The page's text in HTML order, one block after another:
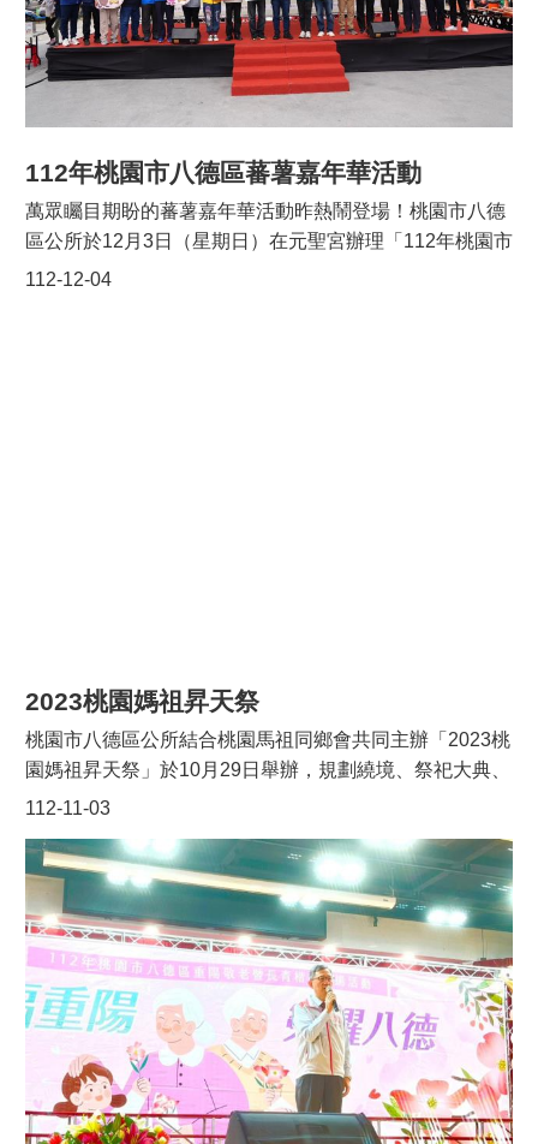
表示為讓參與的民眾更深一層認識八德農產文化與發展，
特別規劃農創市集，邀請八德蔬菜產銷班、在地小農與社
區共同辦理優質蔬果、綠色植物、米食加工產品展售。除
了提供900份米食產品供參與的民眾現場品嚐體驗，同時
辦理3場農事體驗活動，將食農教育融入課程，以畫糖、
草編幸運環及蛋殼盆栽等手作DIY，寓教於樂。舞台區安
排知名歌手演唱、社區及學校舞蹈表演，陪伴市民朋友共
度輕鬆歡樂的假日。在活動場地周邊休耕農地所種植的大
波斯菊綠肥作物已經盛開，形成季節限定的花田景觀，可
供民眾漫步花田時欣賞美景拍照打卡，一窺八德農業特色
112年桃園市八德區蕃薯嘉年華活動
112-12-04
萬眾矚目期盼的蕃薯嘉年華活動昨熱鬧登場！桃園市八德
區公所於12月3日（星期日）在元聖宮辦理「112年桃園市
八德區蕃薯嘉年華活動」，結合表演節目、創意市集及地
2023桃園媽祖昇天祭
112-11-03
桃園市八德區公所結合桃園馬祖同鄉會共同主辦「2023桃
園媽祖昇天祭」於10月29日舉辦，規劃繞境、祭祀大典、
乩轎會香、馬祖美食、文化體驗及食福宴等多項活動，讓
認識馬祖文化，促進多元族群融合發展。許多馬祖鄉親從
民國60年代開始陸續移居到桃園，特別是到八德的紡織
廠、電子廠工作，在八德形成馬祖第二故鄉，也帶來許多
美食、文化和信仰。而「桃園媽祖昇天祭」的舉辦，就是
希望在台灣生活的馬祖鄉親能在活動中，藉著原家鄉的媽
祖信仰文化、美食等來體現第二故鄉的記憶溫度。活動當
日上午7時起，自閩臺宮啟程迎神繞境活動，不僅有神將
護持媽祖神像，還有百名信眾隨行至八德藝文廣場。上午
10時進行八德閩臺宮媽祖安座儀式。接著是整個活動的高
潮-昇天祭祀大典，由桃園市長擔任主祭，連江縣代表、各